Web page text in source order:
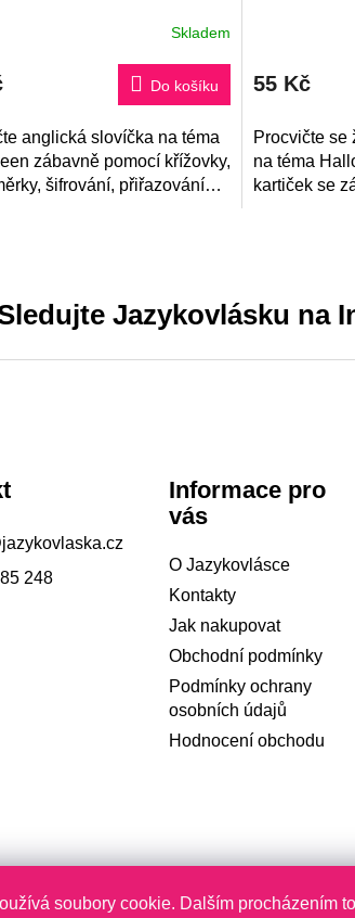
soubory cookie. Dalším procházením
Skladem
Do košíku
anglická slovíčka na téma
zábavně pomocí křížovky,
šifrování, přiřazování
je
5
hvězdiček.
55 Kč
Procvičte se
na téma
kartiček se
Jazykovlásku na
jazykovlaska.cz
248
Informace pro
vás
O Jazykovlásce
Kontakty
Jak nakupovat
Obchodní podmínky
Podmínky ochrany
osobních údajů
Hodnocení obchodu